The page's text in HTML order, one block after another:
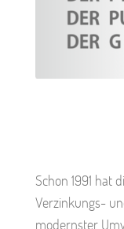
Schon 1991 hat
Verzinkungs-
modernster